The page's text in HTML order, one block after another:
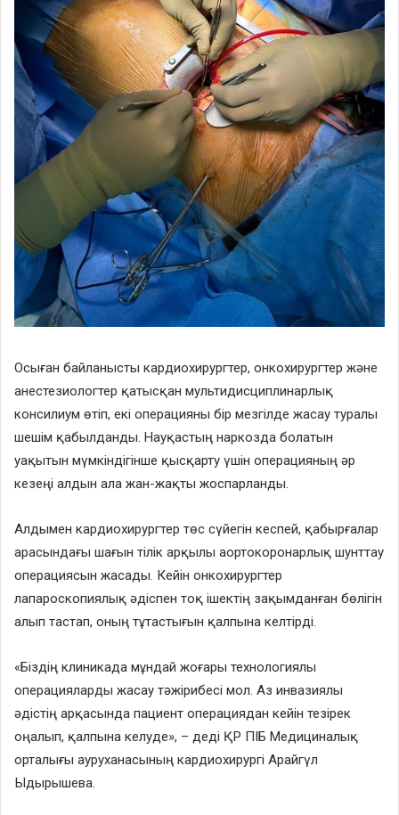
Осыған байланысты кардиохирургтер, онкохирургтер және
анестезиологтер қатысқан мультидисциплинарлық
консилиум өтіп, екі операцияны бір мезгілде жасау туралы
шешім қабылданды. Науқастың наркозда болатын
уақытын мүмкіндігінше қысқарту үшін операцияның әр
кезеңі алдын ала жан-жақты жоспарланды.
Алдымен кардиохирургтер төс сүйегін кеспей, қабырғалар
арасындағы шағын тілік арқылы аортокоронарлық шунттау
операциясын жасады. Кейін онкохирургтер
лапароскопиялық әдіспен тоқ ішектің зақымданған бөлігін
алып тастап, оның тұтастығын қалпына келтірді.
«Біздің клиникада мұндай жоғары технологиялы
операцияларды жасау тәжірибесі мол. Аз инвазиялы
әдістің арқасында пациент операциядан кейін тезірек
оңалып, қалпына келуде», – деді ҚР ПІБ Медициналық
орталығы ауруханасының кардиохирургі Арайгүл
Ыдырышева.